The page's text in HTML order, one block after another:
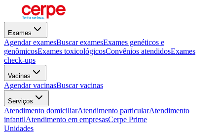
Exames
Agendar examesBuscar examesExames genéticos e
genômicosExames toxicológicosConvênios atendidosExames
check-ups
Vacinas
Agendar vacinasBuscar vacinas
Serviços
Atendimento domiciliarAtendimento particularAtendimento
infantilAtendimento em empresasCerpe Prime
Unidades